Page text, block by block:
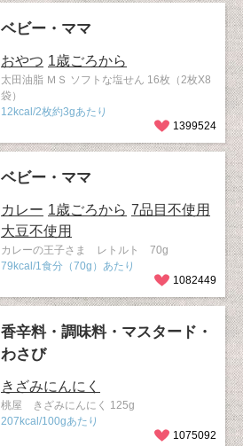
ベビー・ママ
おやつ 1歳ごろから
太田油脂 ＭＳ ソフトな塩せん 16枚（2枚X8
袋）
12kcal/2枚約3gあたり
1399524
ベビー・ママ
カレー 1歳ごろから 7品目不使用
大豆不使用
カレーの王子さま レトルト 70g
79kcal/1食分（70g）あたり
1082449
香辛料・調味料・マスタード・
わさび
きざみにんにく
桃屋 きざみにんにく 125g
207kcal/100gあたり
1075092